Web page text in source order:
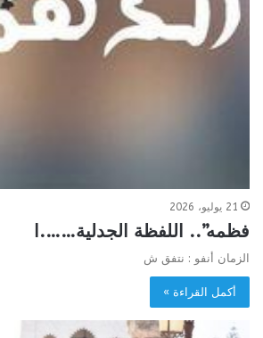
21 يوليو، 2026
فظمه”.. اللفظة الجدلية…….ا
الزمان أنفو : نتفق ش
أكمل القراءة »